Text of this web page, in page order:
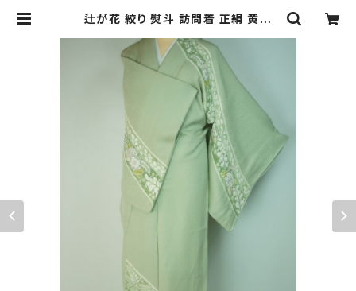
辻が花 絞り 熨斗 訪問着 正絹 黄緑
e:和 [online store] キモノリワ 着
物 帯